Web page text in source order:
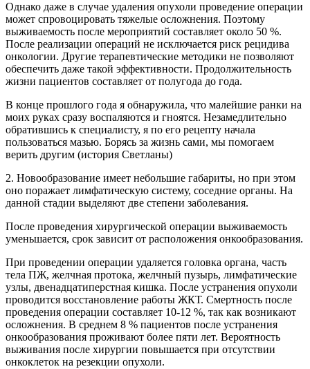
Однако даже в случае удаления опухоли проведение операции
может спровоцировать тяжелые осложнения. Поэтому
выживаемость после мероприятий составляет около 50 %.
После реализации операций не исключается риск рецидива
онкологии. Другие терапевтические методики не позволяют
обеспечить даже такой эффективности. Продолжительность
жизни пациентов составляет от полугода до года.
В конце прошлого года я обнаружила, что малейшие ранки на
моих руках сразу воспаляются и гноятся. Незамедлительно
обратившись к специалисту, я по его рецепту начала
пользоваться мазью. Борясь за жизнь сами, мы помогаем
верить другим (история Светланы)
2. Новообразование имеет небольшие габариты, но при этом
оно поражает лимфатическую систему, соседние органы. На
данной стадии выделяют две степени заболевания.
После проведения хирургической операции выживаемость
уменьшается, срок зависит от расположения онкообразования.
При проведении операции удаляется головка органа, часть
тела ПЖ, желчная протока, желчный пузырь, лимфатические
узлы, двенадцатиперстная кишка. После устранения опухоли
проводится восстановление работы ЖКТ. Смертность после
проведения операции составляет 10-12 %, так как возникают
осложнения. В среднем 8 % пациентов после устранения
онкообразования проживают более пяти лет. Вероятность
выживания после хирургии повышается при отсутствии
онкоклеток на резекции опухоли.